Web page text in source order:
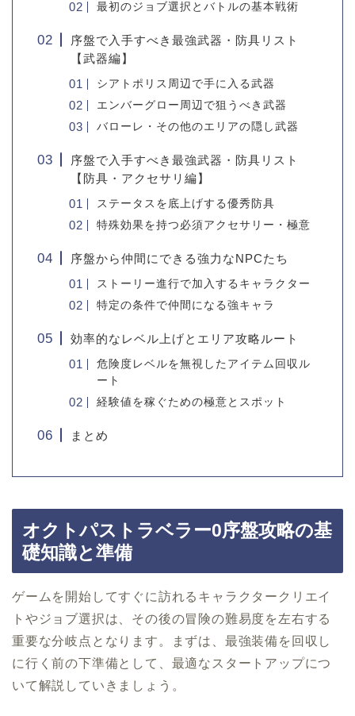
最初のジョブ選択とバトルの基本戦術
序盤で入手すべき最強武器・防具リスト
【武器編】
シアトポリス周辺で手に入る武器
エンバーグロー周辺で狙うべき武器
バローレ・その他のエリアの隠し武器
序盤で入手すべき最強武器・防具リスト
【防具・アクセサリ編】
ステータスを底上げする優秀防具
特殊効果を持つ必須アクセサリー・極意
序盤から仲間にできる強力なNPCたち
ストーリー進行で加入するキャラクター
特定の条件で仲間になる強キャラ
効率的なレベル上げとエリア攻略ルート
危険度レベルを無視したアイテム回収ル
ート
経験値を稼ぐための極意とスポット
まとめ
オクトパストラベラー0序盤攻略の基
礎知識と準備
ゲームを開始してすぐに訪れるキャラクタークリエイ
トやジョブ選択は、その後の冒険の難易度を左右する
重要な分岐点となります。まずは、最強装備を回収し
に行く前の下準備として、最適なスタートアップにつ
いて解説していきましょう。